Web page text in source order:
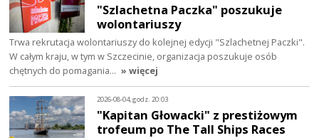
"Szlachetna Paczka" poszukuje
wolontariuszy
Trwa rekrutacja wolontariuszy do kolejnej edycji "Szlachetnej Paczki".
W całym kraju, w tym w Szczecinie, organizacja poszukuje osób
chętnych do pomagania… » więcej
2026-08-04, godz. 20:03
"Kapitan Głowacki" z prestiżowym
trofeum po The Tall Ships Races